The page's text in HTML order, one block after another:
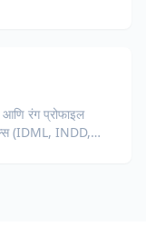
आणि रंग प्रोफाइल
(IDML, INDD,